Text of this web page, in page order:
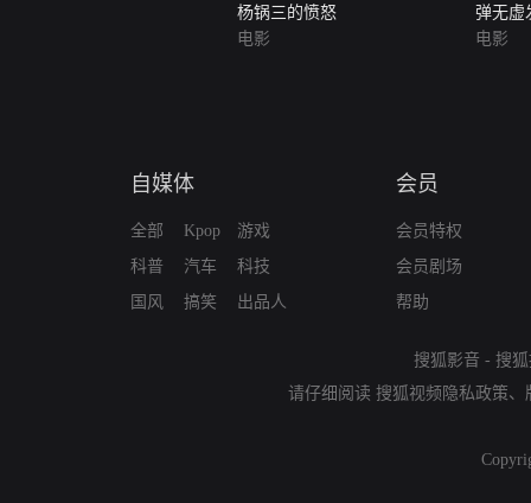
杨锅三的愤怒
电影
弹无虚
电影
自媒体
全部
科普
国风
Kpop
汽车
搞笑
游戏
科技
出品人
会员
会员特权
会员剧场
帮助
搜狐影音 - 搜
请仔细阅读 搜狐视频隐私政策、